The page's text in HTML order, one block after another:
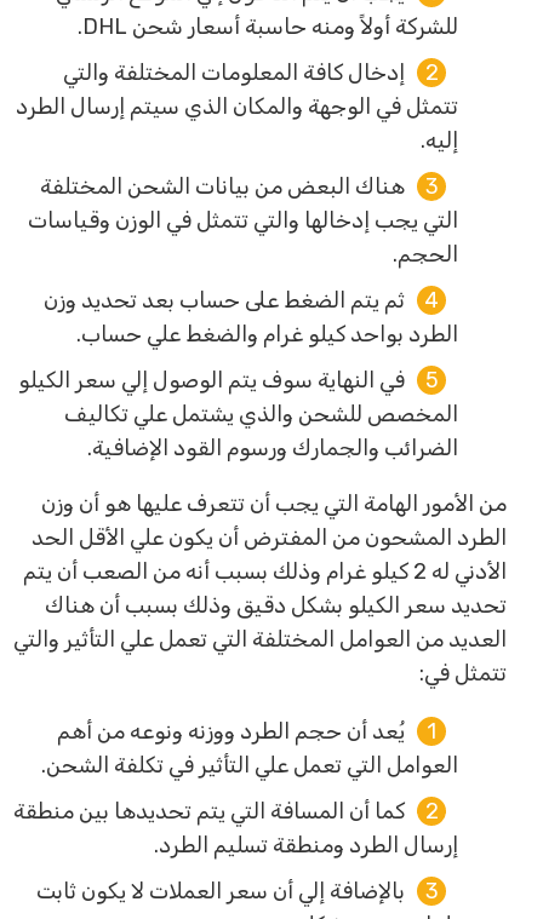
للشركة أولاً ومنه حاسبة أسعار شحن DHL.
إدخال كافة المعلومات المختلفة والتي
تتمثل في الوجهة والمكان الذي سيتم إرسال الطرد
إليه.
هناك البعض من بيانات الشحن المختلفة
التي يجب إدخالها والتي تتمثل في الوزن وقياسات
الحجم.
ثم يتم الضغط على حساب بعد تحديد وزن
الطرد بواحد كيلو غرام والضغط علي حساب.
في النهاية سوف يتم الوصول إلي سعر الكيلو
المخصص للشحن والذي يشتمل علي تكاليف
الضرائب والجمارك ورسوم القود الإضافية.
من الأمور الهامة التي يجب أن تتعرف عليها هو أن وزن
الطرد المشحون من المفترض أن يكون علي الأقل الحد
الأدني له 2 كيلو غرام وذلك بسبب أنه من الصعب أن يتم
تحديد سعر الكيلو بشكل دقيق وذلك بسبب أن هناك
العديد من العوامل المختلفة التي تعمل علي التأثير والتي
تتمثل في:
يُعد أن حجم الطرد ووزنه ونوعه من أهم
العوامل التي تعمل علي التأثير في تكلفة الشحن.
كما أن المسافة التي يتم تحديدها بين منطقة
إرسال الطرد ومنطقة تسليم الطرد.
بالإضافة إلي أن سعر العملات لا يكون ثابت